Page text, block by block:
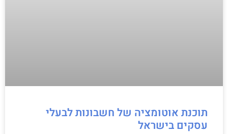
תוכנת אוטומציה של חשבונות לבעלי
עסקים בישראל